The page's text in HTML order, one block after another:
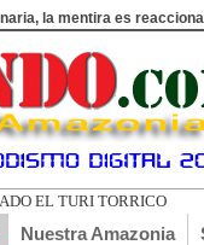
la mentira es
EL TURI TORRICO
Nuestra Amazonia